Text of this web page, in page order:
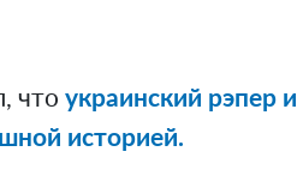
что украинский рэпер и
историей.